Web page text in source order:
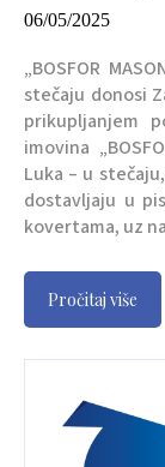
06/05/2025
„BOSFOR
stečaju donosi
prikupljanjem
imovina
Luka – u
dostavljaju u
kovertama, uz
Pročitaj više